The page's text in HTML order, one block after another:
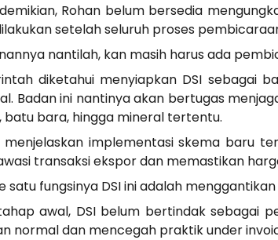
Rohan belum bersedia
setelah seluruh proses
nantilah, kan masih harus ada
diketahui menyiapkan DSI sebagai
Badan ini nantinya akan bertugas
batu bara, hingga mineral tertentu.
menjelaskan implementasi skema baru
transaksi ekspor dan memastikan
satu fungsinya DSI ini adalah
awal, DSI belum bertindak sebagai
normal dan mencegah praktik under